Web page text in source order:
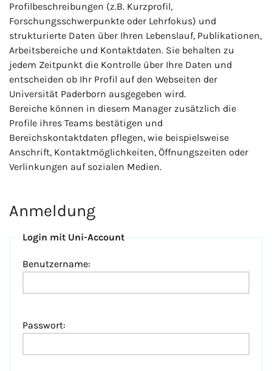
Profilbeschreibungen (z.B. Kurzprofil,
Forschungsschwerpunkte oder Lehrfokus) und
strukturierte Daten über Ihren Lebenslauf, Publikationen,
Arbeitsbereiche und Kontaktdaten. Sie behalten zu
jedem Zeitpunkt die Kontrolle über Ihre Daten und
entscheiden ob Ihr Profil auf den Webseiten der
Universität Paderborn ausgegeben wird.
Bereiche können in diesem Manager zusätzlich die
Profile ihres Teams bestätigen und
Bereichskontaktdaten pflegen, wie beispielsweise
Anschrift, Kontaktmöglichkeiten, Öffnungszeiten oder
Verlinkungen auf sozialen Medien.
Anmeldung
Login mit Uni-Account
Benutzername:
Passwort: